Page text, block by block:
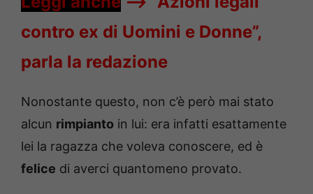
contro ex di Uomini e Donne”,
parla la redazione
Nonostante questo, non c’è però mai stato
alcun rimpianto in lui: era infatti esattamente
lei la ragazza che voleva conoscere, ed è
felice di averci quantomeno provato.